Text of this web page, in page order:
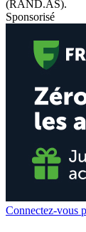
(RAND.AS).
Sponsorisé
Connectez-vous